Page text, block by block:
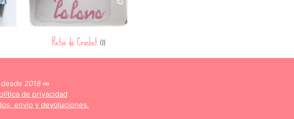
Retos de Crochet(1)
2018∞
de privacidad
envío y devoluciones.